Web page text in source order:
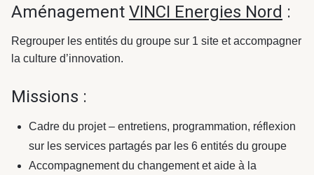
Aménagement VINCI Energies Nord :
Regrouper les entités du groupe sur 1 site et accompagner
la culture d’innovation.
Missions :
Cadre du projet – entretiens, programmation, réflexion
sur les services partagés par les 6 entités du groupe
Accompagnement du changement et aide à la